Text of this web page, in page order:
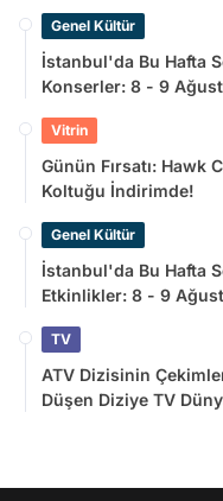
Genel Kültür
İstanbul'da Bu Hafta
Konserler: 8 - 9
Vitrin
Günün Fırsatı: Hawk
Koltuğu İndirimde!
Genel Kültür
İstanbul'da Bu Hafta
Etkinlikler: 8 - 9
TV
ATV Dizisinin
Düşen Diziye TV